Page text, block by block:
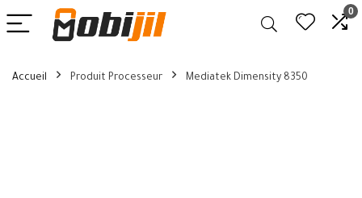
0
Accueil Produit Processeur Mediatek Dimensity 8350